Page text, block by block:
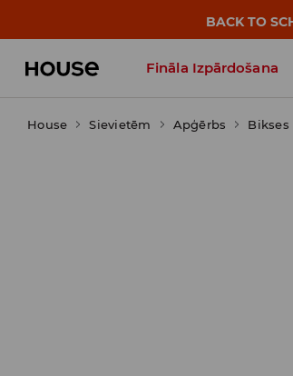
BACK TO
Fināla Izpārdošana
Influencers' Faves
House Sievietēm Apģērbs Bikses